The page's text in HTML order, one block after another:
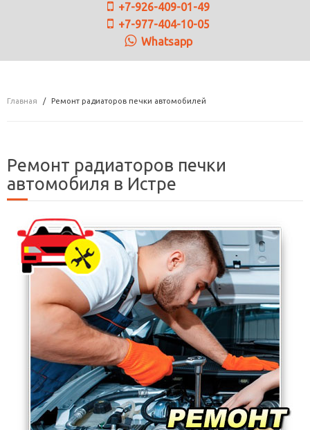
+7-926-409-01-49
+7-977-404-10-05
Whatsapp
Главная Ремонт радиаторов печки автомобилей
Ремонт радиаторов печки
автомобиля в Истре